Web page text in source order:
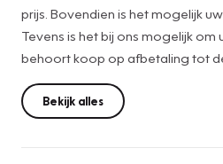
prijs. Bovendien is het mogelijk
Tevens is het bij ons mogelijk om
behoort koop op afbetaling tot
De vermelde prijs is een netto
verplichte afleverkosten bij
iedere auto voorzien van
Bekijk alles